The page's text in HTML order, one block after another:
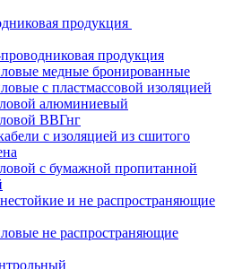
продукция
продукция
медные бронированные
с пластмассовой изоляцией
алюминиевый
ВВГнг
с изоляцией из сшитого
с бумажной пропитанной
и не распространяющие
не распространяющие